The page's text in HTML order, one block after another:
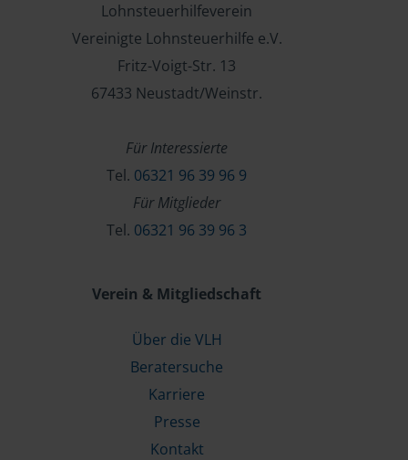
Lohnsteuerhilfeverein
Vereinigte Lohnsteuerhilfe e.V.
Fritz-Voigt-Str. 13
67433 Neustadt/Weinstr.
Für Interessierte
Tel. 06321 96 39 96 9
Für Mitglieder
Tel. 06321 96 39 96 3
Verein & Mitgliedschaft
Über die VLH
Beratersuche
Karriere
Presse
Kontakt